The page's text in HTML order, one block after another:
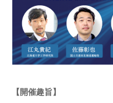
【開催趣旨】